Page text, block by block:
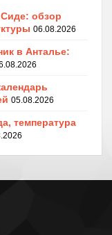
обзор
06.08.2026
в Анталье:
05.08.2026
температура